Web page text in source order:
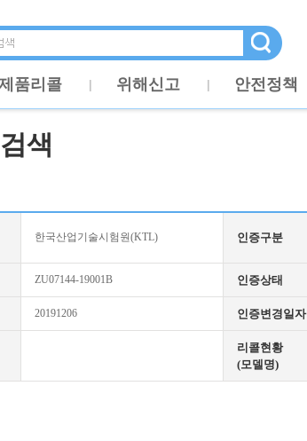
품리콜 위해신고 안전정책
색
한국산업기술시험원(KTL) 인증구분
ZU07144-19001B 인증상태
20191206 인증변경일자
리콜현황
(모델명)